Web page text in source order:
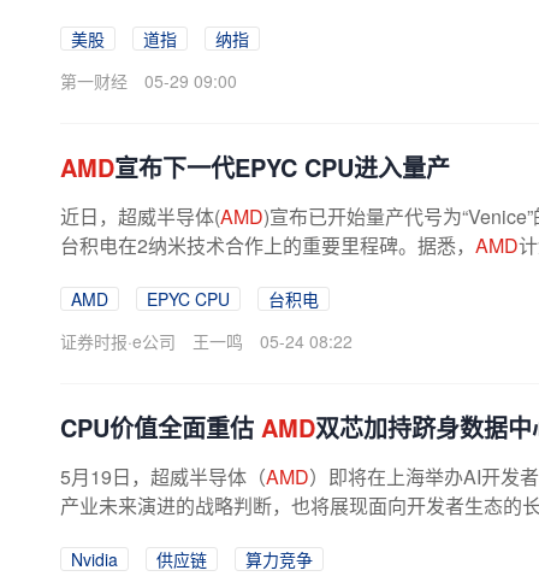
美股 道指
纳指
第一财经
05-29 09:00
AMD宣布下一代EPYC CPU进入量产
近日，超威半导体(AMD)宣布已开始量产代号为
台积电在2纳米技术合作上的重要里程碑。据悉， AMD
AMD EPYC CPU
台积电
证券时报·e公司
王一鸣 05-24 08:22
CPU价值全面重估 AMD双芯加持跻身数据中
5月19日，超威半导体（AMD）即将在上海举办AI开发
产业未来演进的战略判断，也将展现面向开发者生态的
Nvidia 供应链
算力竞争